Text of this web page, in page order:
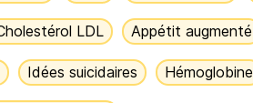
LDL Appétit augmenté
Idées suicidaires Hémoglobine